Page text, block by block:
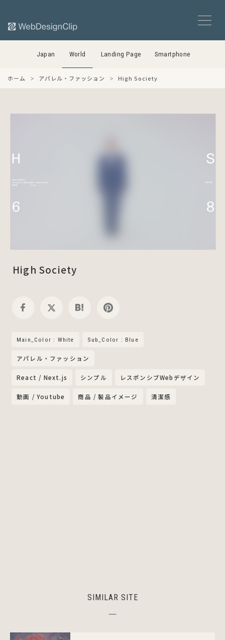
Japan World Landing Page Smartphone
ホーム アパレル・ファッション High Society
High Society
Main_Color : White Sub_Color : Blue
アパレル・ファッション
React / Next.js シンプル レスポンシブWebデザイン
動画 / Youtube 商品 / 製品イメージ 清潔感
SIMILAR SITE